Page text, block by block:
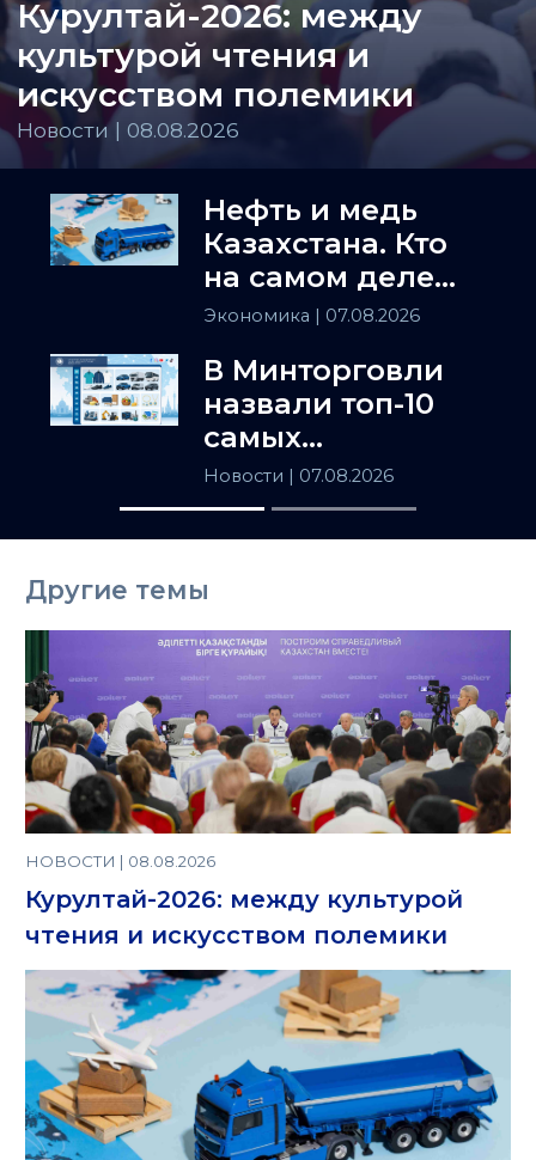
Курултай-2026: между
культурой чтения и
искусством полемики
Новости | 08.08.2026
Нефть и медь
Казахстана. Кто
на самом деле
держит
Азию
Экономика | 07.08.2026
В Минторговли
назвали топ-10
самых
популярных
товаров в
Казахстане
Новости | 07.08.2026
Другие темы
НОВОСТИ | 08.08.2026
Курултай-2026: между культурой
чтения и искусством полемики